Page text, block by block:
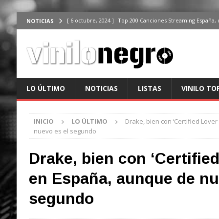
NOTICIAS [ 6 octubre, 2024 ] Top 200 Canciones Streaming
[ 3 octubre, 2024 ] Top 100 Artistas Españoles
[ 2 octubre, 2024 ] Top 100 Artistas Internacionales
ÚLTIMO
[ 6 octubre, 2024 ] Top 200 Canciones España, del 30 de
LO ÚLTIMO NOTICIAS LISTAS VINILO
INICIO LO ÚLTIMO
Drake, bien con ‘Certified
nuevo es el segundo
Drake, bien con
en España, aunque de
segundo